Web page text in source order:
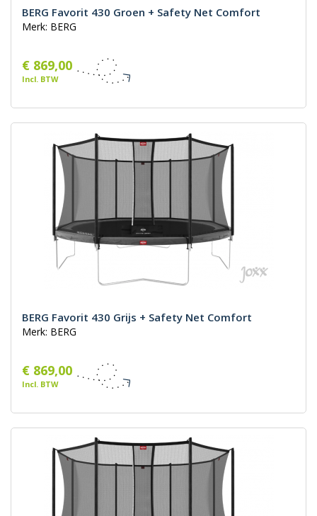
BERG Favorit 430 Groen + Safety Net Comfort
Merk: BERG
€ 869,00
Incl. BTW
BERG Favorit 430 Grijs + Safety Net Comfort
Merk: BERG
€ 869,00
Incl. BTW